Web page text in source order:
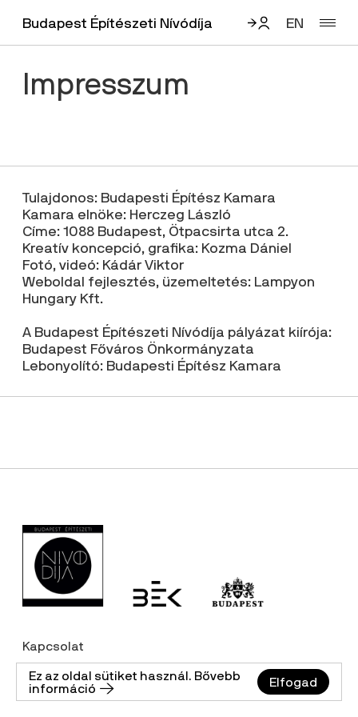
Budapest Építészeti Nívódíja
Email
Jelszó
Elfelejtett jelszó
Először van itt?
Regisztráljon!
Bejelentkezés
EN
Impresszum
Tulajdonos: Budapesti Építész Kamara
Kamara elnöke: Herczeg László
Címe: 1088 Budapest, Ötpacsirta utca 2.
Kreatív koncepció, grafika: Kozma Dániel
Fotó, videó: Kádár Viktor
Weboldal fejlesztés, üzemeltetés: Lampyon
Hungary Kft.
A Budapest Építészeti Nívódíja pályázat kiírója:
Budapest Főváros Önkormányzata
Lebonyolító: Budapesti Építész Kamara
Kapcsolat
Adatkezelési tájékoztató
Impresszum
Ez az oldal sütiket használ. Bővebb
információ 🡢
Elfogad